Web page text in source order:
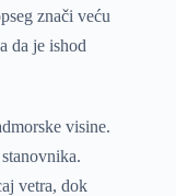
znači veću
da je ishod
visine.
vetra, dok